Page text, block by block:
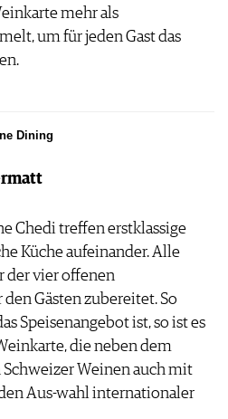
mehr als
um für jeden Gast das
Dining
Chedi treffen erstklassige
Küche aufeinander. Alle
der vier offenen
Gästen zubereitet. So
Speisenangebot ist, so ist es
die neben dem
Weinen auch mit
Aus-wahl internationaler